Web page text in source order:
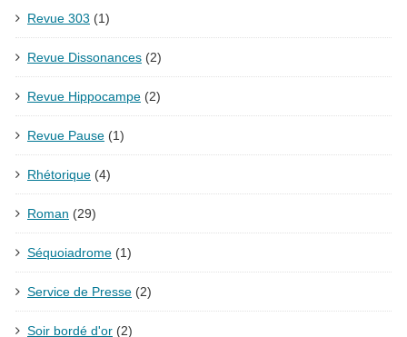
Revue 303 (1)
Revue Dissonances (2)
Revue Hippocampe (2)
Revue Pause (1)
Rhétorique (4)
Roman (29)
Séquoiadrome (1)
Service de Presse (2)
Soir bordé d'or (2)